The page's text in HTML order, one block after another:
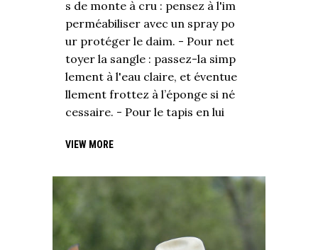
s de monte à cru : pensez à l'im
perméabiliser avec un spray po
ur protéger le daim. - Pour net
toyer la sangle : passez-la simp
lement à l'eau claire, et éventue
llement frottez à l’éponge si né
cessaire. - Pour le tapis en lui
VIEW MORE